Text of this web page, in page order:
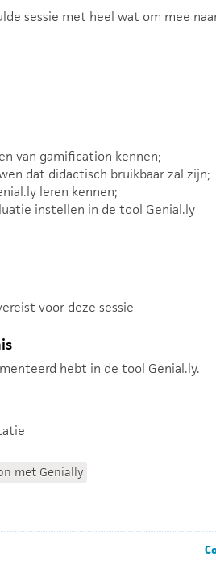
sessie met heel wat om mee
van gamification kennen;
dat didactisch bruikbaar zal zijn;
leren kennen;
instellen in de tool Genial.ly
voor deze sessie
hebt in de tool Genial.ly.
met Genially